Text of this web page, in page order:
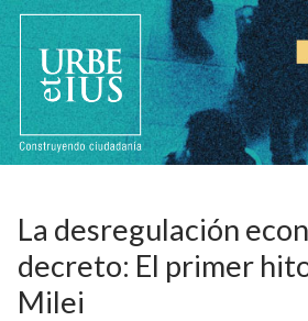
Ir
contenido
La desregulación
decreto: El primer
Milei